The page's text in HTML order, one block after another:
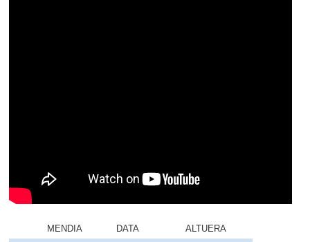
MENDIA DATA
ALTUERA